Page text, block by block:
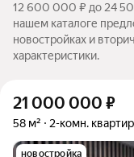
12 600 000 ₽ до 24
нашем каталоге
новостройках и
характеристики.
21 000 000 ₽
58 м² 2-комн.
новостройка